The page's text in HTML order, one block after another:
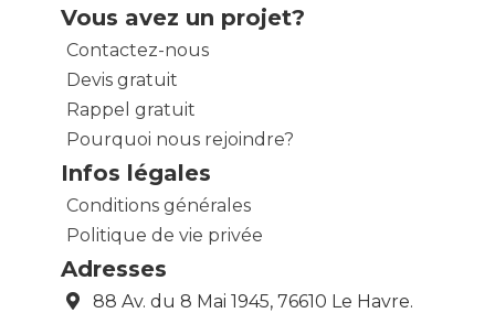
Vous avez un projet?
Contactez-nous
Devis gratuit
Rappel gratuit
Pourquoi nous rejoindre?
Infos légales
Conditions générales
Politique de vie privée
Adresses
88 Av. du 8 Mai 1945, 76610 Le Havre.